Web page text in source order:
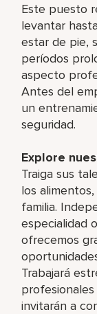
Este puesto
levantar
estar de pie,
períodos
aspecto
Antes del
un
seguridad.
Explore
Traiga sus
los
familia.
especialidad
ofrecemos
Trabajará
invitarán a